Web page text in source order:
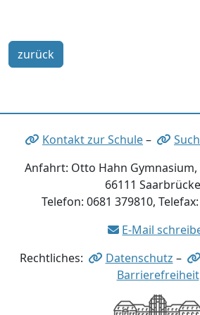
zurück
Kontakt zur Schule–
Anfahrt: Otto Hahn
66111
Telefon: 0681 379810,
E-Mail
Rechtliches:
Datenschutz –
Barrierefreiheit